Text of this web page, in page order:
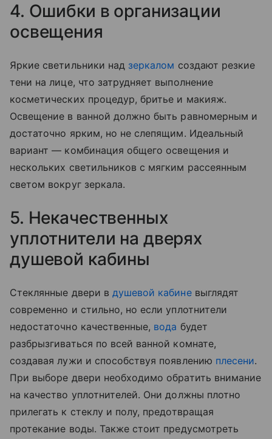
4. Ошибки в организации
освещения
Яркие светильники над зеркалом создают резкие
тени на лице, что затрудняет выполнение
косметических процедур, бритье и макияж.
Освещение в ванной должно быть равномерным и
достаточно ярким, но не слепящим. Идеальный
вариант — комбинация общего освещения и
нескольких светильников с мягким рассеянным
светом вокруг зеркала.
5. Некачественных
уплотнители на дверях
душевой кабины
Стеклянные двери в душевой кабиневыглядят
современно и стильно, но если уплотнители
недостаточно качественные, вода будет
разбрызгиваться по всей ванной комнате,
создавая лужи и способствуя появлению плесени.
При выборе двери необходимо обратить внимание
на качество уплотнителей. Они должны плотно
прилегать к стеклу и полу, предотвращая
протекание воды. Также стоит предусмотреть